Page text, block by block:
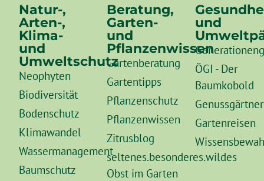
Natur-,
Arten-,
Klima-
und
Umweltschutz
Neophyten
Biodiversität
Bodenschutz
Klimawandel
Wassermanagement
Baumschutz
Beratung,
Garten-
und
Pflanzenwissen
Gartenberatung
Gartentipps
Pflanzenschutz
Pflanzenwissen
Zitrusblog
seltenes.besonderes.wildes
Obst im Garten
und
ÖGI - Der
Baumkobold
Gartenreisen